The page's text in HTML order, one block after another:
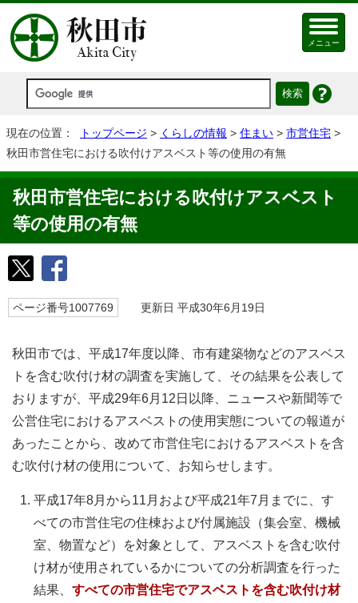
メニュー
現在の位置： トップページ > くらしの情報 > 住まい > 市営住宅 >
秋田市営住宅における吹付けアスベスト等の使用の有無
秋田市営住宅における吹付けアスベスト
等の使用の有無
ページ番号1007769 更新日 平成30年6月19日
秋田市では、平成17年度以降、市有建築物などのアスベス
トを含む吹付け材の調査を実施して、その結果を公表して
おりますが、平成29年6月12日以降、ニュースや新聞等で
公営住宅におけるアスベストの使用実態についての報道が
あったことから、改めて市営住宅におけるアスベストを含
む吹付け材の使用について、お知らせします。
平成17年8月から11月および平成21年7月までに、す
べての市営住宅の住棟および付属施設（集会室、機械
室、物置など）を対象として、アスベストを含む吹付
け材が使用されているかについての分析調査を行った
結果、 すべての市営住宅でアスベストを含む吹付け材